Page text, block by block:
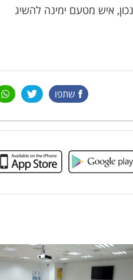
איש מטעם ימינה להשיג
שתפו